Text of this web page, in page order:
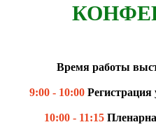
Время работы
9:00- 10:00
10:00 - 11:15